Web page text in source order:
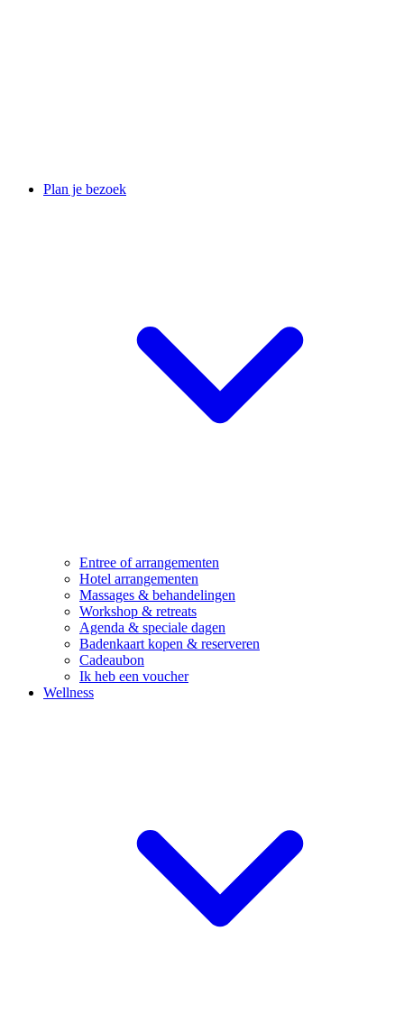
Plan je bezoek
Entree of arrangementen
Hotel arrangementen
Massages & behandelingen
Workshop & retreats
Agenda & speciale dagen
Badenkaart kopen & reserveren
Cadeaubon
Ik heb een voucher
Wellness